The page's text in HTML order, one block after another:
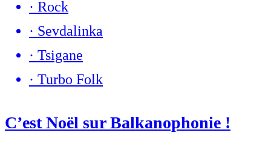
· Rock
· Sevdalinka
· Tsigane
· Turbo Folk
C’est Noël sur Balkanophonie !